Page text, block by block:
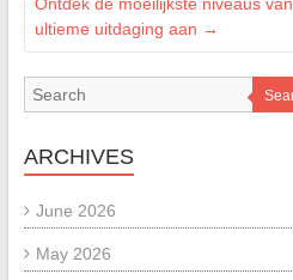
Ontdek de moeilijkste niveaus
ultieme uitdaging aan →
ARCHIVES
June 2026
May 2026